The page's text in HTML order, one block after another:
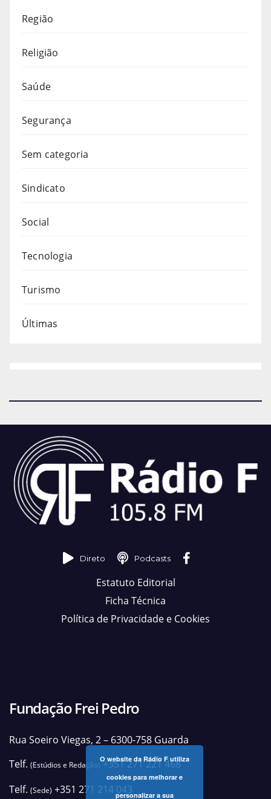
Região
Religião
Saúde
Segurança
Sem categoria
Sindicato
Social
Tecnologia
Turismo
Últimas
Direto Podcasts
Estatuto Editorial
Ficha Técnica
Política de Privacidade e Cookies
Fundação Frei Pedro
Rua Soeiro Viegas, 2 – 6300-758 Guarda
Telf. (Estúdios e Redação)+351 271 221 468
Telf. (Sede) +351 271 214 043
O website da Rádio F utiliza
cookies para melhorar e
personalizar a sua